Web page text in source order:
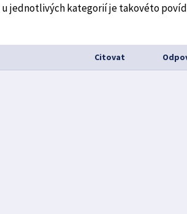
jednotlivých kategorií je takovéto
Citovat